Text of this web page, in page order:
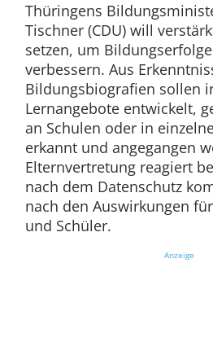
Thüringens
Tischner (CDU) will
setzen, um
verbessern. Aus
Bildungsbiografien sollen
Lernangebote entwickelt,
an Schulen oder in
erkannt und angegangen
Elternvertretung reagiert
nach dem Datenschutz
nach den Auswirkungen
und Schüler.
Anzeige